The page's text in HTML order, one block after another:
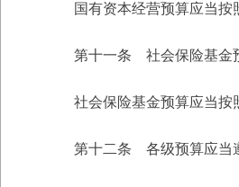
国有资本经营预算应当按照
第十一条 社会保险基金预
社会保险基金预算应当按
第十二条 各级预算应当遵